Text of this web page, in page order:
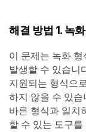
해결 방법 1. 녹
이 문제는 녹화
발생할 수 있습니
지원되는 형식으
하지 않을 수 있
바른 형식과 일치
할 수 있는 도구